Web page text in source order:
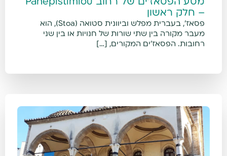
מסע הפסאז'ים של רחוב Panepistimiou
– חלק ראשון
פסאז', בעברית מפלש וביוונית סטואה (Stoa), הוא
מעבר מקורה בין שתי שורות של חנויות או בין שני
רחובות. הפסאז'ים המקורים, […]